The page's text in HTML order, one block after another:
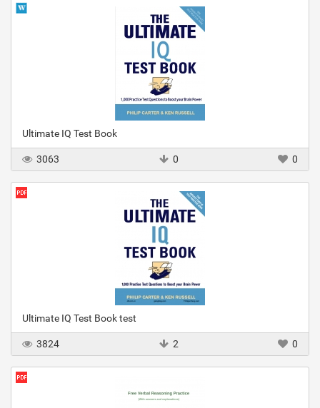
Ultimate IQ Test Book
3063 0 0
Ultimate IQ Test Book test
3824 2 0